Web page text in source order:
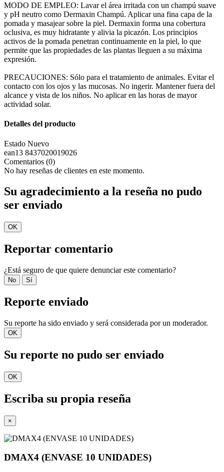
MODO DE EMPLEO: Lavar el área irritada con un champú suave
y pH neutro como Dermaxin Champú. Aplicar una fina capa de la
pomada y masajear sobre la piel. Dermaxin forma una cobertura
oclusiva, es muy hidratante y alivia la picazón. Los principios
activos de la pomada penetran continuamente en la piel, lo que
permite que las propiedades de las plantas lleguen a su máxima
expresión.
PRECAUCIONES: Sólo para el tratamiento de animales. Evitar el
contacto con los ojos y las mucosas. No ingerir. Mantener fuera del
alcance y vista de los niños. No aplicar en las horas de mayor
actividad solar.
Detalles del producto
Estado Nuevo
ean13 8437020019026
Comentarios (0)
No hay reseñas de clientes en este momento.
Su agradecimiento a la reseña no pudo
ser enviado
OK
Reportar comentario
¿Está seguro de que quiere denunciar este comentario?
No Sí
Reporte enviado
Su reporte ha sido enviado y será considerada por un moderador.
OK
Su reporte no pudo ser enviado
OK
Escriba su propia reseña
×
DMAX4 (ENVASE 10 UNIDADES)